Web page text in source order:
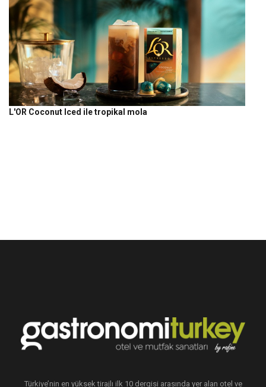
L'OR Coconut Iced ile tropikal mola
Türkiye’nin en yüksek tirajlı ilk 10 dergisi arasında yer alan otel ve